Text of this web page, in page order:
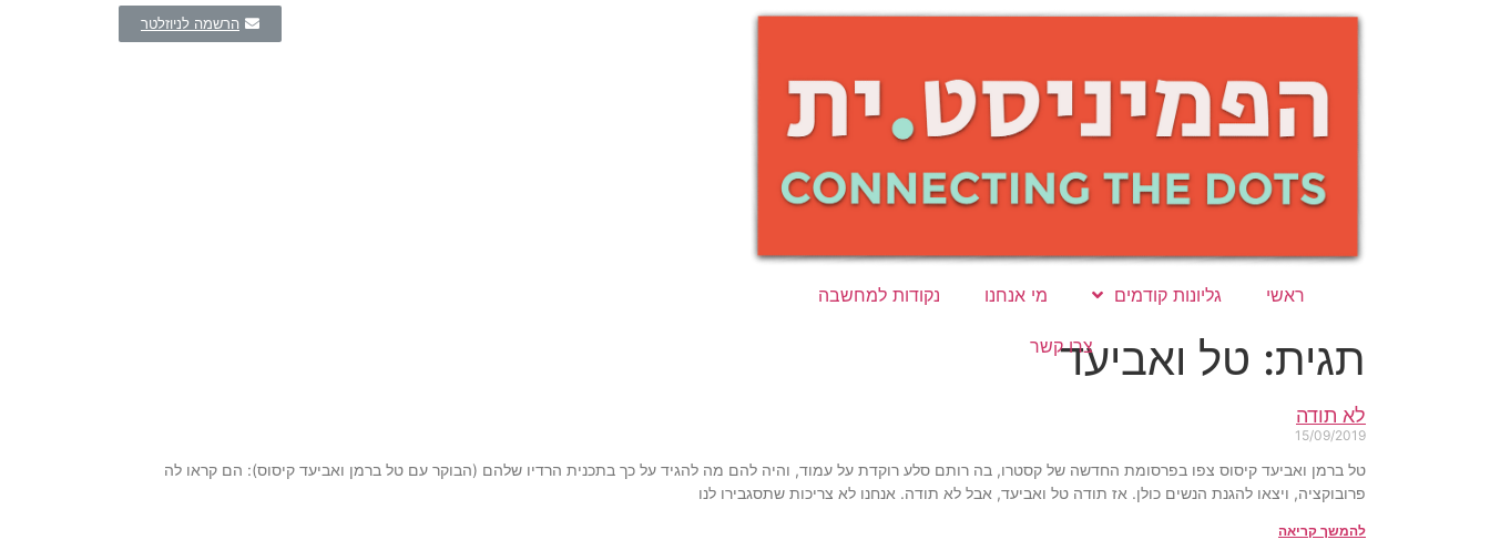
ראשי גליונות קודמים מי אנחנו נקודות למחשבה
צרו קשר
הרשמה לניוזלטר
תגית: טל ואביעד
לא תודה
15/09/2019
טל ברמן ואביעד קיסוס צפו בפרסומת החדשה של קסטרו, בה רותם סלע רוקדת על עמוד, והיה להם מה להגיד על כך בתכנית הרדיו שלהם (הבוקר עם טל ברמן ואביעד קיסוס): הם קראו לה
פרובוקציה, ויצאו להגנת הנשים כולן. אז תודה טל ואביעד, אבל לא תודה. אנחנו לא צריכות שתסגבירו לנו
להמשך קריאה